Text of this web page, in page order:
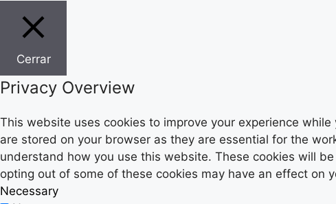
Cerrar
Privacy Overview
This website uses cookies to improve your experience
are stored on your browser as they are essential for the
understand how you use this website. These cookies will
opting out of some of these cookies may have an effect on
Necessary